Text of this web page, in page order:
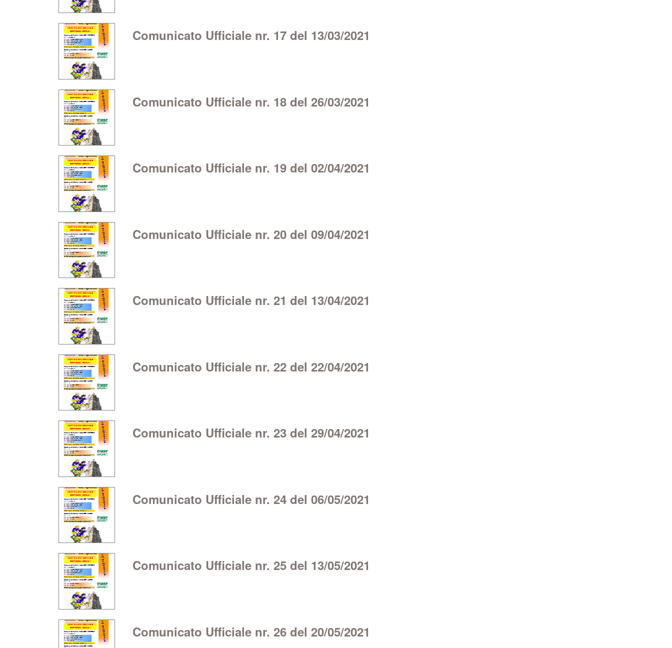
Comunicato Ufficiale nr. 17 del 13/03/2021
Comunicato Ufficiale nr. 18 del 26/03/2021
Comunicato Ufficiale nr. 19 del 02/04/2021
Comunicato Ufficiale nr. 20 del 09/04/2021
Comunicato Ufficiale nr. 21 del 13/04/2021
Comunicato Ufficiale nr. 22 del 22/04/2021
Comunicato Ufficiale nr. 23 del 29/04/2021
Comunicato Ufficiale nr. 24 del 06/05/2021
Comunicato Ufficiale nr. 25 del 13/05/2021
Comunicato Ufficiale nr. 26 del 20/05/2021